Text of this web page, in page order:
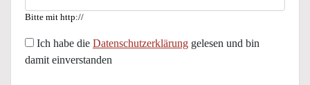
Bitte mit http://
Ich habe die Datenschutzerklärung gelesen und bin
damit einverstanden